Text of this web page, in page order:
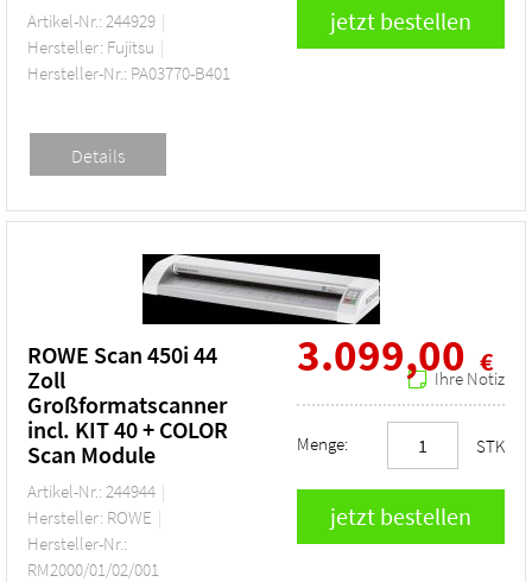
Artikel-Nr.: 244929
Hersteller: Fujitsu
Hersteller-Nr.: PA03770-B401
ROWE Scan 450i 44
Zoll
Großformatscanner
incl. KIT 40 + COLOR
Scan Module
Artikel-Nr.: 244944
Hersteller: ROWE
Hersteller-Nr.:
RM2000/01/02/001
3.099,00 €
Ihre Notiz
Menge: STK